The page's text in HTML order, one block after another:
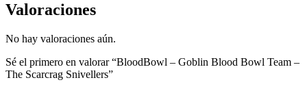
Valoraciones
No hay valoraciones aún.
Sé el primero en valorar “BloodBowl – Goblin Blood Bowl Team –
The Scarcrag Snivellers”